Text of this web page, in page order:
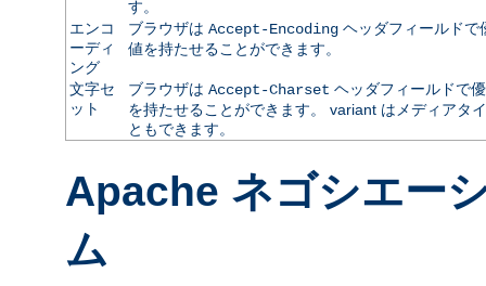
す。
エンコ
ーディ
ング
ブラウザは Accept-Encodingヘッダフィールドで
値を持たせることができます。
文字セ
ット
ブラウザは Accept-Charset ヘッダフィールドで
を持たせることができます。 variant はメディアタ
ともできます。
Apache ネゴシエー
ム